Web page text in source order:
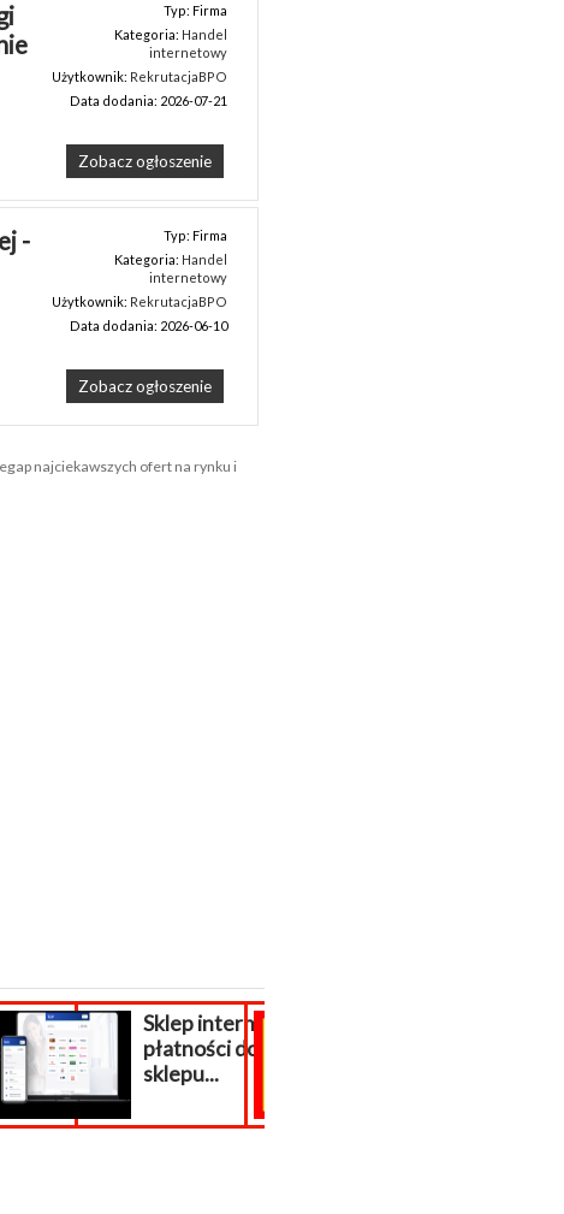
Typ: Firma
Kategoria: Handel
internetowy
Użytkownik: RekrutacjaBPO
Data dodania: 2026-07-21
Zobacz ogłoszenie
-
Typ: Firma
Kategoria: Handel
internetowy
Użytkownik: RekrutacjaBPO
Data dodania: 2026-06-10
Zobacz ogłoszenie
najciekawszych ofert na rynku i
do
Odwirusowanie
strony
internetowej...